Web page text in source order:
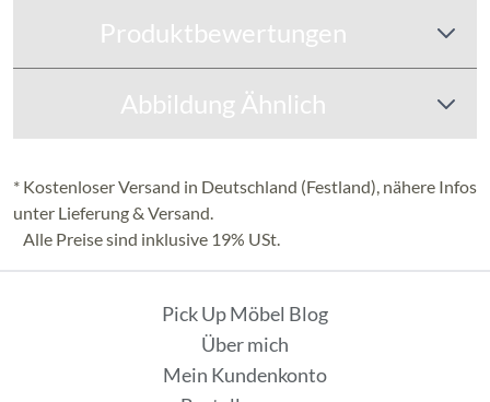
Produktbewertungen
Abbildung Ähnlich
* Kostenloser Versand in Deutschland (Festland), nähere Infos
unter Lieferung & Versand.
Alle Preise sind inklusive 19% USt.
Pick Up Möbel Blog
Über mich
Mein Kundenkonto